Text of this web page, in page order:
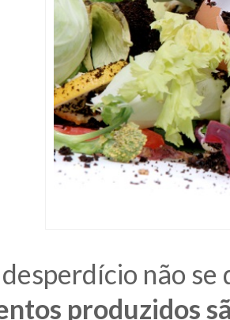
desperdício não
produzidos